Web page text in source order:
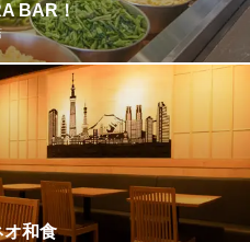
店 33
BAR！
ビュッフェ形式の食べ放題で
BAR】をご用意しております。
自分好みにカスタマイズすれ
会やご家族連れのお食事にぜ
べ放題コースにセットでついて
オ和食